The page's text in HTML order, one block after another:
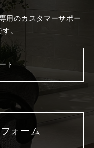
用のカスタマーサポー
。
ト
ォーム